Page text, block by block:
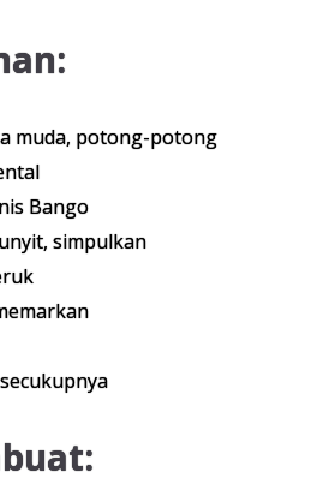
muda, potong-potong
Bango
simpulkan